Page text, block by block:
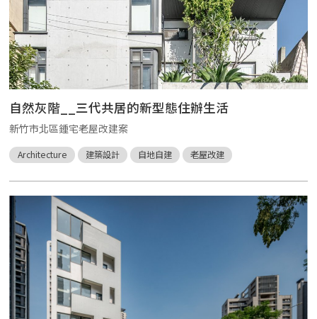
自然灰階__三代共居的新型態住辦生活
新竹市北區鍾宅老屋改建案
Architecture 建築設計 自地自建 老屋改建